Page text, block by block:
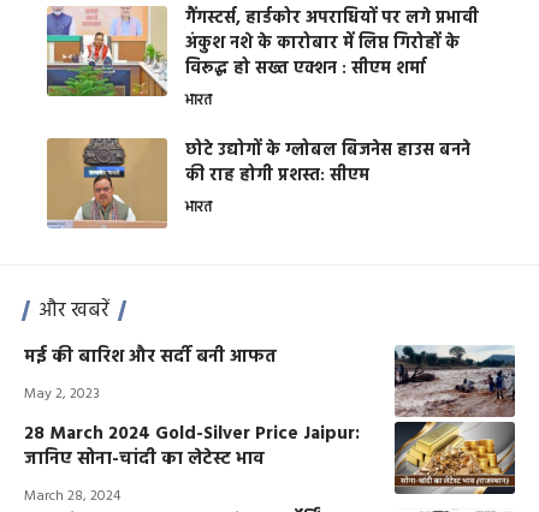
गैंगस्टर्स, हार्डकोर अपराधियों पर लगे प्रभावी
अंकुश नशे के कारोबार में लिप्त गिरोहों के
विरूद्ध हो सख्त एक्शन : सीएम शर्मा
भारत
छोटे उद्योगों के ग्लोबल बिजनेस हाउस बनने
की राह होगी प्रशस्त: सीएम
भारत
और खबरें
मई की बारिश और सर्दी बनी आफत
May 2, 2023
28 March 2024 Gold-Silver Price Jaipur:
जानिए सोना-चांदी का लेटेस्ट भाव
March 28, 2024